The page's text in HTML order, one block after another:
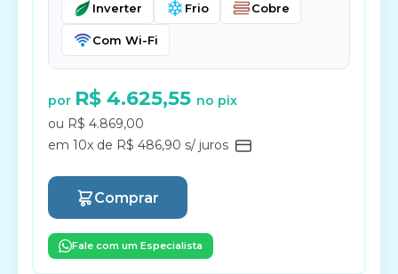
Inverter Frio Cobre
Com Wi-Fi
por R$ 4.625,55 no pix
ou R$ 4.869,00
em 10x de R$ 486,90 s/ juros
Comprar
Fale com um Especialista